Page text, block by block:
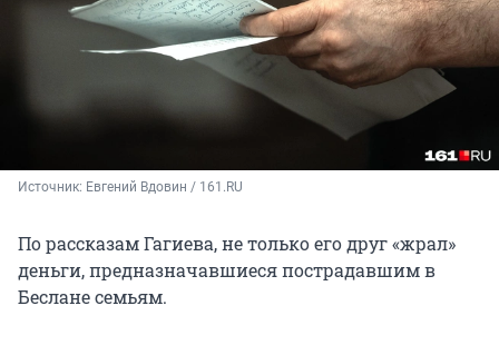
Источник: Евгений Вдовин / 161.RU
По рассказам Гагиева, не только его друг «жрал»
деньги, предназначавшиеся пострадавшим в
Беслане семьям.